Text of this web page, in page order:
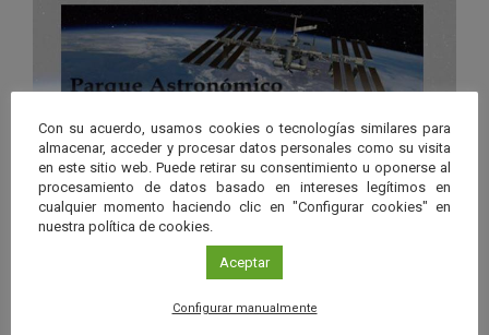
Con su acuerdo, usamos cookies o tecnologías similares para
almacenar, acceder y procesar datos personales como su visita
en este sitio web. Puede retirar su consentimiento u oponerse al
procesamiento de datos basado en intereses legítimos en
cualquier momento haciendo clic en "Configurar cookies" en
nuestra política de cookies.
Aceptar
Configurar manualmente